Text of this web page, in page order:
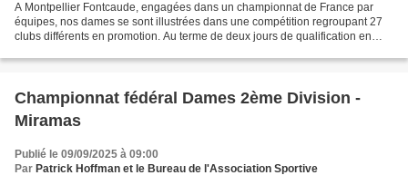
A Montpellier Fontcaude, engagées dans un championnat de France par
équipes, nos dames se sont illustrées dans une compétition regroupant 27
clubs différents en promotion. Au terme de deux jours de qualification en
Championnat fédéral Dames 2ème Division -
Miramas
Publié le 09/09/2025 à 09:00
Par Patrick Hoffman et le Bureau de l'Association Sportive